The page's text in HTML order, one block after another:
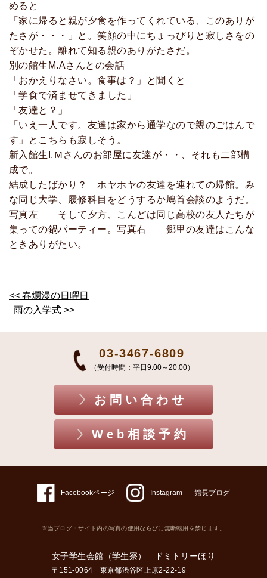
めると
「家に帰ると親が夕食を作ってくれている、このありが
たさが・・・」と。笑顔の中にちょっぴりと寂しさをの
ぞかせた。離れて知る親のありがたさだ。
別の館生M.Aさんとの会話
「おかえりなさい。食事は？」と聞くと
「学食で済ませてきました」
「友達と？」
「いえ一人です。友達は家から通学なので親のごはんで
す」とこちらも寂しそう。
新入館生I.Ｍさんのお部屋に友達が・・、それも二部構
成で。
結成したばかり？ ホヤホヤの友達を連れての帰館。み
な同じ大学、履修科目をどうするか鳩首会談のようだ。
写真左 そして夕方、こんどは同じ高校の友人たちが
集っての鍋パーティー。写真右 郷里の友達はこんな
ときありがたい。
<< 春爛漫の日曜日
雨の入学式 >>
03-3467-6809
（受付時間：平日9:00～20:00）
お問い合わせ
Web相談予約
Facebookページ Instagram 館長ブログ
※当ブログ・サイト内の写真の使用ならびに無断転用を禁じます。
女子学生会館（学生寮） ドミトリーほり
〒151-0064 東京都渋谷区上原2-22-19